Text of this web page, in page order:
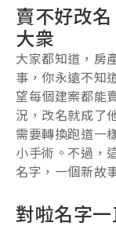
賣不好改
大衆
大家都知道，房
事，你永遠不知
望每個建案都能
況，改名就成了
需要轉換跑道一
小手術。不過，
名字，一個新故
對啦名字